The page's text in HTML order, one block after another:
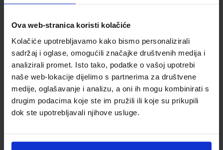
Ova web-stranica koristi kolačiće
Kolačiće upotrebljavamo kako bismo personalizirali
sadržaj i oglase, omogućili značajke društvenih medija i
analizirali promet. Isto tako, podatke o vašoj upotrebi
naše web-lokacije dijelimo s partnerima za društvene
medije, oglašavanje i analizu, a oni ih mogu kombinirati s
drugim podacima koje ste im pružili ili koje su prikupili
dok ste upotrebljavali njihove usluge.
drugome razredu osnovne škole
Autor(i): Sanja Jakovljević Rogić Dubravka Miklec Graciella Prtajin
Nakladnik:ŠKOLSKA KNJIGA d.d.
Registarski broj ministarstva:
7059-DOM3
SKU:567074 CIJENA:9,50 €
ŠIFRA OMOTA:
Udžbenik